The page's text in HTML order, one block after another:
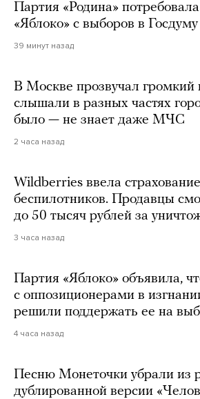
Партия «Родина»
«Яблоко» с выборов в Госдуму
39 минут назад
В Москве прозвучал громкий
слышали в разных частях
было — не знает даже МЧС
2 часа назад
Wildberries ввела
беспилотников. Продавцы
до 50 тысяч рублей за
3 часа назад
Партия «Яблоко» объявила,
с оппозиционерами в
решили поддержать ее на
4 часа назад
Песню Монеточки убрали из
дублированной версии